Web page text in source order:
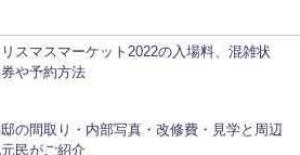
スマスマーケット2022の入場料、混雑状
や予約方法
の間取り・内部写真・改修費・見学と周辺
民がご紹介